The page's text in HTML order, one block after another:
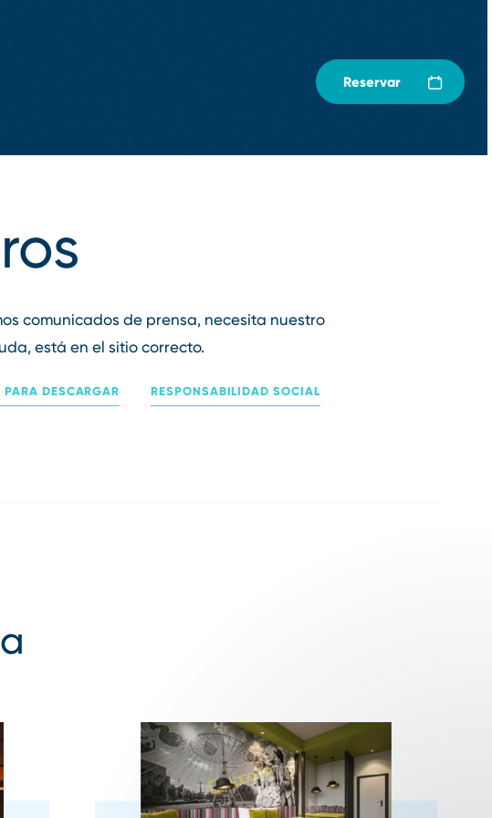
Reservar
comunicados de prensa, necesita nuestro
está en el sitio correcto.
PARA DESCARGAR RESPONSABILIDAD SOCIAL